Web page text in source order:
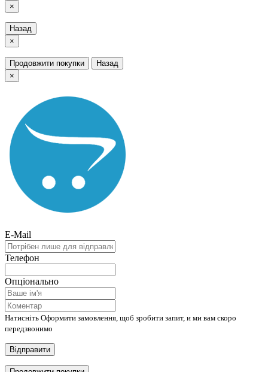
×
Назад
×
Продовжити покупки
Назад
×
E-Mail
Телефон
Опціонально
Натисніть Оформити замовлення, щоб зробити запит, и ми вам скоро
передзвонимо
Відправити